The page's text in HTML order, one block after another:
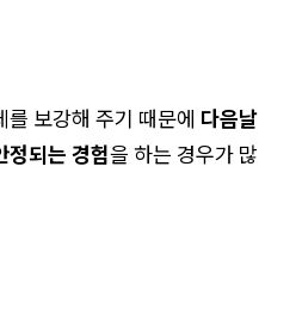
보강해 주기 때문에 다음날
정되는 경험을 하는 경우가 많